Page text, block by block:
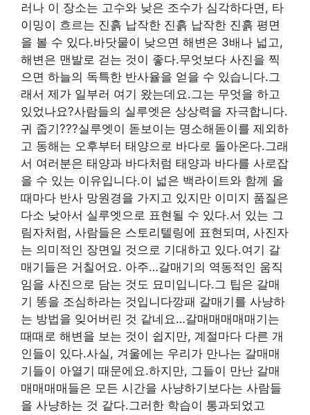
러나 이 장소는 고수와 낮은 조수가 심각하다면, 타
이밍이 흐르는 진흙 납작한 진흙 납작한 진흙 평면
을 볼 수 있다.바닷물이 낮으면 해변은 3배나 넓고,
해변은 맨발로 걷는 것이 좋다.무엇보다 사진을 찍
으면 하늘의 독특한 반사율을 얻을 수 있습니다.그
래서 제가 일부러 여기 왔는데요.그는 무엇을 하고
있었나요?사람들의 실루엣은 상상력을 자극합니다.
귀 줍기???실루엣이 돋보이는 명소해돋이를 제외하
고 동해는 오후부터 태양으로 바다로 돌아온다.그래
서 여러분은 태양과 바다처럼 태양과 바다를 사로잡
을 수 있는 이유입니다.이 넓은 백라이트와 함께 올
때마다 반사 망원경을 가지고 있지만 이미지 품질은
다소 낮아서 실루엣으로 표현될 수 있다.서 있는 그
림자처럼, 사람들은 스토리텔링에 표현되며, 사진자
는 의미적인 장면일 것으로 기대하고 있다.여기 갈
매기들은 거칠어요. 아주…갈매기의 역동적인 움직
임을 사진으로 담는 것도 묘미입니다.그 팁은 갈매
기 똥을 조심하라는 것입니다깡패 갈매기를 사냥하
는 방법을 잊어버린 것 같네요…갈매매매매매기는
때때로 해변을 보는 것이 쉽지만, 계절마다 다른 개
인들이 있다.사실, 겨울에는 우리가 만나는 갈매매
기들이 아열기 때문에요.하지만, 그들이 만난 갈매
매매매매들은 모든 시간을 사냥하기보다는 사람들
을 사냥하는 것 같다.그러한 학습이 통과되었고